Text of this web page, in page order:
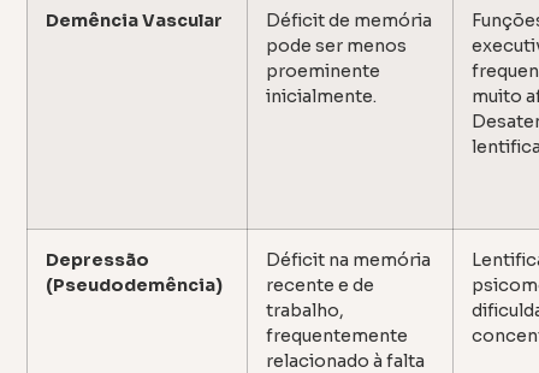
Demência Vascular
Déficit de memória
pode ser menos
proeminente
inicialmente.
muito
Depressão
(Pseudodemência)
Déficit na memória
recente e de
trabalho,
frequentemente
relacionado à falta